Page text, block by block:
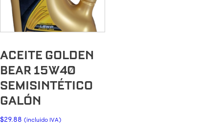
ACEITE GOLDEN
BEAR 15W40
SEMISINTÉTICO
GALÓN
$29.88 (incluido IVA)